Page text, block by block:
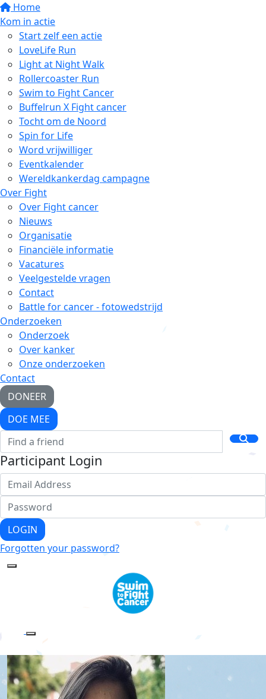
Home
Kom in actie
Start zelf een actie
LoveLife Run
Light at Night Walk
Rollercoaster Run
Swim to Fight Cancer
Buffelrun X Fight cancer
Tocht om de Noord
Spin for Life
Word vrijwilliger
Eventkalender
Wereldkankerdag campagne
Over Fight
Over Fight cancer
Nieuws
Organisatie
Financiële informatie
Vacatures
Veelgestelde vragen
Contact
Battle for cancer - fotowedstrijd
Onderzoeken
Onderzoek
Over kanker
Onze onderzoeken
Contact
DONEER
DOE MEE
Participant Login
LOGIN
Forgotten your password?